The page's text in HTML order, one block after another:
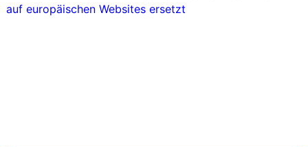
auf europäischen Websites ersetzt